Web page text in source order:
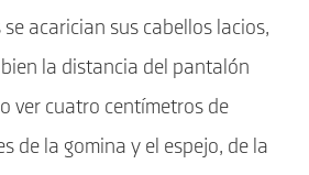
acarician sus cabellos lacios,
bien la distancia del pantalón
ver cuatro centímetros de
de la gomina y el espejo, de la